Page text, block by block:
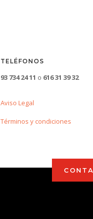
TELÉFONOS
93 734 24 11 o 616 31 39 32
Aviso Legal
Términos y condiciones